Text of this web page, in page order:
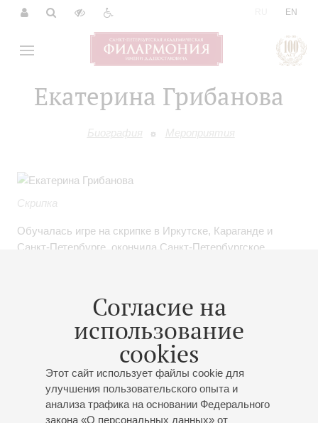
EN
Екатерина Грибанова
Биография Мероприятия
Согласие на
использование
cookies
Этот сайт использует файлы cookie для
улучшения пользовательского опыта и
анализа трафика на основании Федерального
закона «О персональных данных» от
Скрипка
Обучалась игре на скрипке в Иркутске, Караганде и
Санкт-Петербурге, окончила Санкт-Петербургское
консерваторию (класс народного артиста РСФСР,
профессора Владимира Овчарека).
Работала в симфоническом оркестре Филармонического
общества Санкт-Петербурга, в 2009–2017 годах –
заместитель концертмейстера оркестра Михайловского
театра, участвовала в концертах и гастролях с сольным
и ансамблевым репертуаром.